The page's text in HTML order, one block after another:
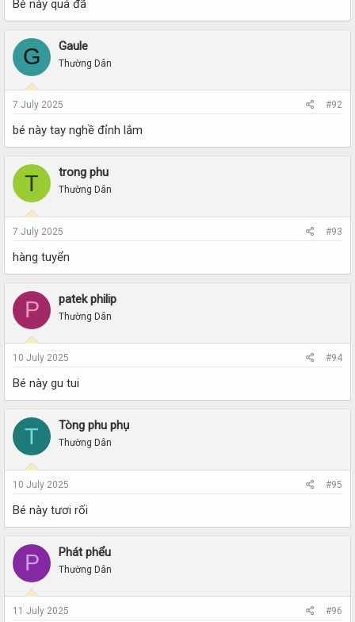
Bé này quá đã
G Gaule
Thường Dân
7 July 2025 #92
bé này tay nghề đỉnh lắm
T trong phu
Thường Dân
7 July 2025 #93
hàng tuyển
P patek philip
Thường Dân
10 July 2025 #94
Bé này gu tui
T Tòng phu phụ
Thường Dân
10 July 2025 #95
Bé này tươi rối
P Phát phểu
Thường Dân
11 July 2025 #96